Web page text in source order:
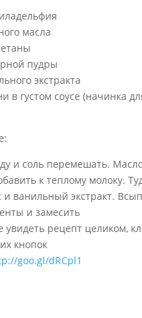
масла
пудры
экстракта
в густом соусе (начинка
и соль перемешать.
к теплому молоку.
и ванильный экстракт.
и замесить
увидеть рецепт целиком,
кнопок
goo.gl/dRCpl1